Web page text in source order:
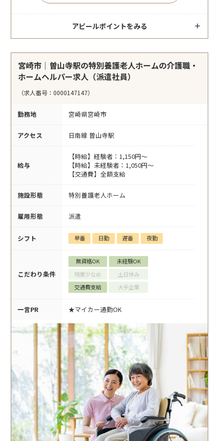
アピールポイントをみる
宮崎市｜曽山寺駅の特別養護老人ホームの介護職・
ホームヘルパー求人（派遣社員）
（求人番号：0000147147）
勤務地 宮崎県宮崎市
アクセス 日南線 曽山寺駅
給与
【時給】経験者：1,150円～
【時給】未経験者：1,050円～
【交通費】全額支給
施設形態 特別養護老人ホーム
雇用形態 派遣
シフト 早番 日勤 遅番 夜勤
こだわり条件
無資格OK
未経験OK
残業少なめ
土日休み
交通費支給
大手企業
一言PR ★マイカー通勤OK